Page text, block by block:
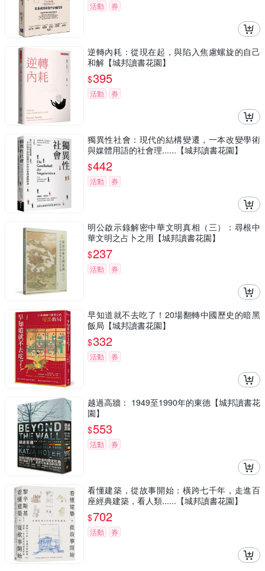
活動 券
逆轉內耗：從現在起，與陷入焦慮螺旋的自己
和解【城邦讀書花園】
$395
活動 券
獨異性社會：現代的結構變遷，一本改變學術
與媒體用語的社會理......【城邦讀書花園】
$442
活動 券
明公啟示錄解密中華文明真相（三）：尋根中
華文明之占卜之用【城邦讀書花園】
$237
活動 券
早知道就不去吃了！20場翻轉中國歷史的暗黑
飯局【城邦讀書花園】
$332
活動 券
越過高牆： 1949至1990年的東德【城邦讀書花
園】
$553
活動 券
看懂建築，從故事開始：橫跨七千年，走進百
座經典建築，看人類......【城邦讀書花園】
$702
活動 券